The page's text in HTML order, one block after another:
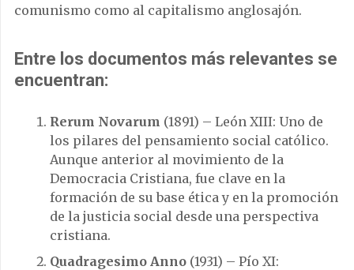
comunismo como al capitalismo anglosajón.
Entre los documentos más relevantes se
encuentran:
Rerum Novarum (1891) – León XIII: Uno de
los pilares del pensamiento social católico.
Aunque anterior al movimiento de la
Democracia Cristiana, fue clave en la
formación de su base ética y en la promoción
de la justicia social desde una perspectiva
cristiana.
Quadragesimo Anno (1931) – Pío XI: